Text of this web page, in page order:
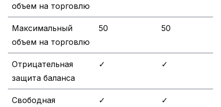
объем на торговлю
Максимальный
объем на торговлю
50 50
Отрицательная
защита баланса
✓ ✓
Свободная
✓ ✓